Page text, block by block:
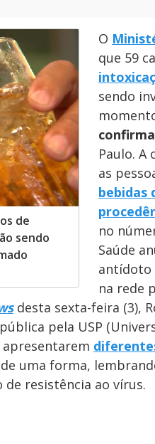
de
sendo
O
que 59
sendo
Paulo. A
as
bebidas
no
Saúde
antídoto
na rede
desta sexta-feira (3),
pela USP
uma forma,
resistência ao vírus.